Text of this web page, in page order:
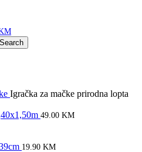
Search
Igračka za mačke prirodna lopta
49.00 KM
19.90 KM